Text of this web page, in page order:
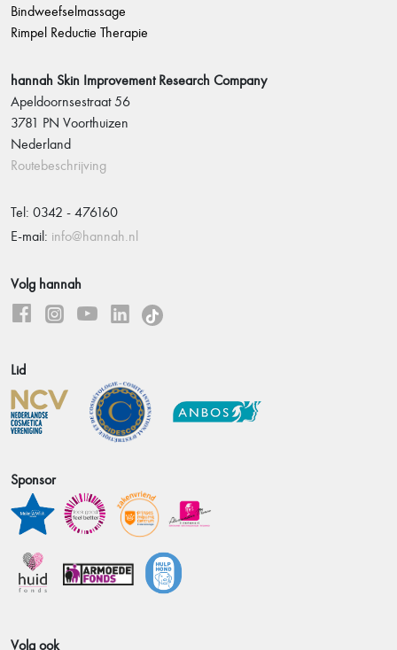
Bindweefselmassage
Rimpel Reductie Therapie
hannah Skin Improvement Research Company
Apeldoornsestraat 56
3781 PN Voorthuizen
Nederland
Routebeschrijving
Tel: 0342 - 476160
E-mail: info@hannah.nl
Volg hannah
Lid
Sponsor
Volg ook